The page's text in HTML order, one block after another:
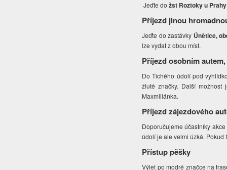
Jeďte dožst Roztoky u Prahy
Příjezd jinou
Jeďte do zastávky Únětice,
lze vydat z obou míst.
Příjezd osobním
Do Tichého údolí pod
žluté značky. Další
Maxmiliánka.
Příjezd zájezdového
Doporučujeme účastníky
údolí je ale velmi úzká. Pokud
Přístup pěšky
Výlet po modré značce na